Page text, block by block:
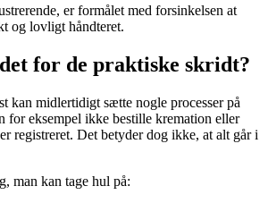
er formålet med forsinkelsen at
og lovligt håndteret.
for de praktiske skridt?
kan midlertidigt sætte nogle processer på
for eksempel ikke bestille kremation eller
registreret. Det betyder dog ikke, at alt går i
man kan tage hul på: